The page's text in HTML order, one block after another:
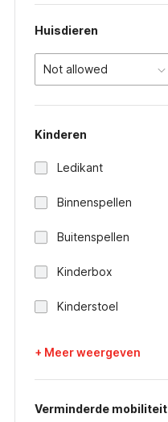
Huisdieren
Not allowed
Kinderen
Ledikant
Binnenspellen
Buitenspellen
Kinderbox
Kinderstoel
+ Meer weergeven
Verminderde mobiliteit